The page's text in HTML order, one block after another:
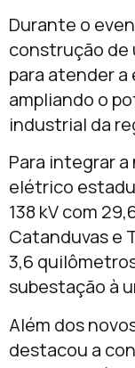
Durante o
construção de
para atender a
ampliando o
industrial da
Para integrar
elétrico
138 kV com
Catanduvas e
3,6
subestação à
Além dos
destacou a